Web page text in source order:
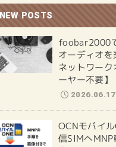
NEW POSTS
foobar2000
オーディオを
ネットワー
ーヤー不要】
2026.06.17
OCNモバイ
信SIMへMNP